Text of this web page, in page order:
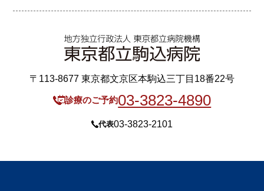
〒113-8677 東京都文京区本駒込三丁目18番22号
診療のご予約03-3823-4890
代表03-3823-2101